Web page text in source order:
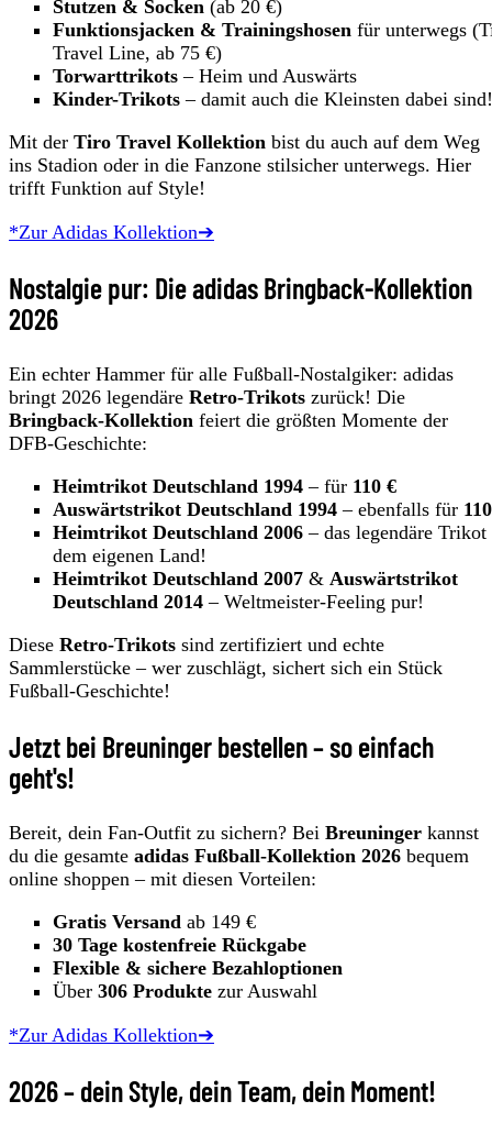
Stutzen & Socken (ab 20 €)
Funktionsjacken & Trainingshosen für unterwegs
Travel Line, ab 75 €)
Torwarttrikots – Heim und Auswärts
Kinder-Trikots – damit auch die Kleinsten dabei sind!
Mit der Tiro Travel Kollektion bist du auch auf dem Weg
ins Stadion oder in die Fanzone stilsicher unterwegs. Hier
trifft Funktion auf Style!
*Zur Adidas Kollektion➔
Nostalgie pur: Die adidas Bringback-Kollektion
2026
Ein echter Hammer für alle Fußball-Nostalgiker: adidas
bringt 2026 legendäre Retro-Trikots zurück! Die
Bringback-Kollektion feiert die größten Momente der
DFB-Geschichte:
Heimtrikot Deutschland 1994 – für 110 €
Auswärtstrikot Deutschland 1994 – ebenfalls für
Heimtrikot Deutschland 2006 – das legendäre Trikot
dem eigenen Land!
Heimtrikot Deutschland 2007 & Auswärtstrikot
Deutschland 2014 – Weltmeister-Feeling pur!
Diese Retro-Trikots sind zertifiziert und echte
Sammlerstücke – wer zuschlägt, sichert sich ein Stück
Fußball-Geschichte!
Jetzt bei Breuninger bestellen – so einfach
geht's!
Bereit, dein Fan-Outfit zu sichern? Bei Breuninger kannst
du die gesamte adidas Fußball-Kollektion 2026 bequem
online shoppen – mit diesen Vorteilen:
Gratis Versand ab 149 €
30 Tage kostenfreie Rückgabe
Flexible & sichere Bezahloptionen
Über 306 Produkte zur Auswahl
*Zur Adidas Kollektion➔
2026 – dein Style, dein Team, dein Moment!